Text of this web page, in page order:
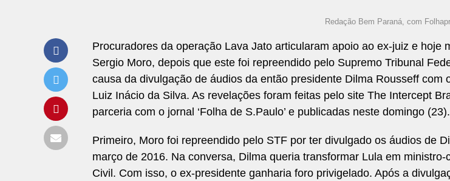
Redação Bem Paraná, com
Procuradores da operação Lava Jato articularam apoio ao ex-juiz e hoje
Sergio Moro, depois que este foi repreendido pelo Supremo Tribunal
causa da divulgação de áudios da então presidente Dilma Rousseff com
Luiz Inácio da Silva. As revelações foram feitas pelo site The Intercept
parceria com o jornal ‘Folha de S.Paulo’ e publicadas neste domingo (23).
Primeiro, Moro foi repreendido pelo STF por ter divulgado os áudios de
março de 2016. Na conversa, Dilma queria transformar Lula em ministro-
Civil. Com isso, o ex-presidente ganharia foro privigelado. Após a